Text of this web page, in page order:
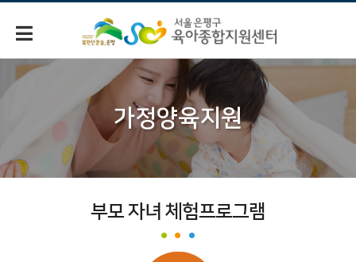
가정양육지원
부모 자녀 체험프로그램